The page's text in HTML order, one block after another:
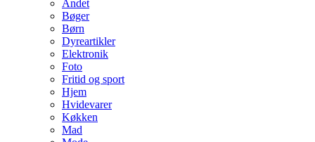
Andet
Bøger
Børn
Dyreartikler
Elektronik
Foto
Fritid og sport
Hjem
Hvidevarer
Køkken
Mad